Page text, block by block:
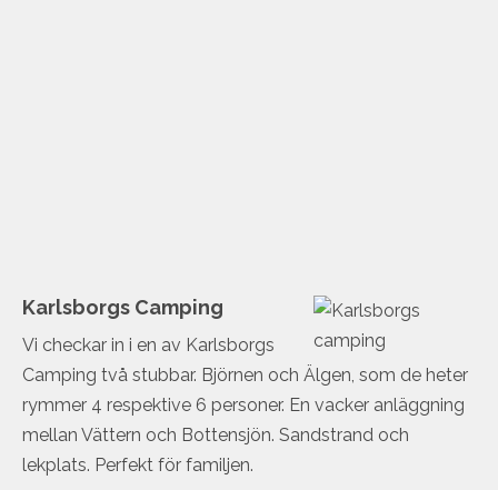
Karlsborgs Camping
Vi checkar in i en av Karlsborgs
Camping två stubbar. Björnen och Älgen, som de heter
rymmer 4 respektive 6 personer. En vacker anläggning
mellan Vättern och Bottensjön. Sandstrand och
lekplats. Perfekt för familjen.